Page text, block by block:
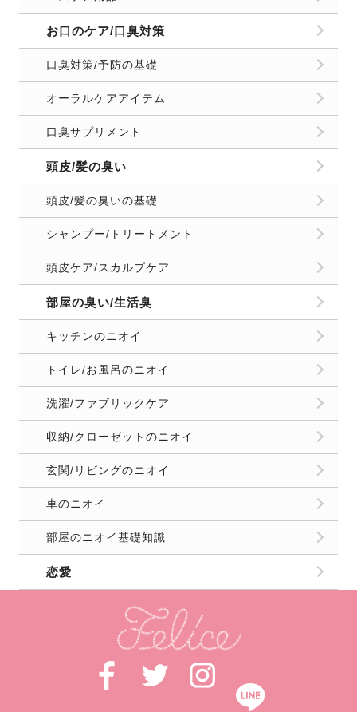
お口のケア/口臭対策
口臭対策/予防の基礎
オーラルケアアイテム
口臭サプリメント
頭皮/髪の臭い
頭皮/髪の臭いの基礎
シャンプー/トリートメント
頭皮ケア/スカルプケア
部屋の臭い/生活臭
キッチンのニオイ
トイレ/お風呂のニオイ
洗濯/ファブリックケア
収納/クローゼットのニオイ
玄関/リビングのニオイ
車のニオイ
部屋のニオイ基礎知識
恋愛